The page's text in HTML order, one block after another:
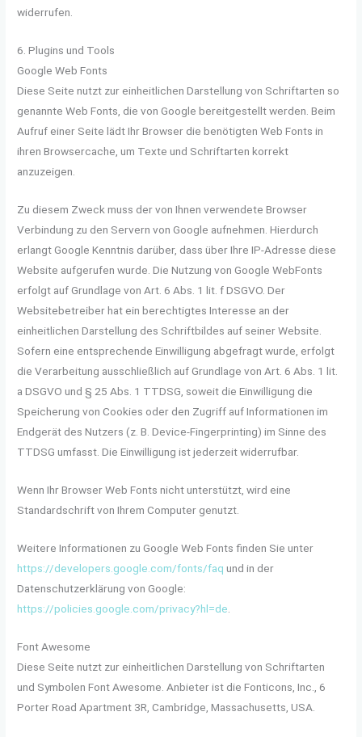
widerrufen.
6. Plugins und Tools
Google Web Fonts
Diese Seite nutzt zur einheitlichen Darstellung von Schriftarten so
genannte Web Fonts, die von Google bereitgestellt werden. Beim
Aufruf einer Seite lädt Ihr Browser die benötigten Web Fonts in
ihren Browsercache, um Texte und Schriftarten korrekt
anzuzeigen.
Zu diesem Zweck muss der von Ihnen verwendete Browser
Verbindung zu den Servern von Google aufnehmen. Hierdurch
erlangt Google Kenntnis darüber, dass über Ihre IP-Adresse diese
Website aufgerufen wurde. Die Nutzung von Google WebFonts
erfolgt auf Grundlage von Art. 6 Abs. 1 lit. f DSGVO. Der
Websitebetreiber hat ein berechtigtes Interesse an der
einheitlichen Darstellung des Schriftbildes auf seiner Website.
Sofern eine entsprechende Einwilligung abgefragt wurde, erfolgt
die Verarbeitung ausschließlich auf Grundlage von Art. 6 Abs. 1 lit.
a DSGVO und § 25 Abs. 1 TTDSG, soweit die Einwilligung die
Speicherung von Cookies oder den Zugriff auf Informationen im
Endgerät des Nutzers (z. B. Device-Fingerprinting) im Sinne des
TTDSG umfasst. Die Einwilligung ist jederzeit widerrufbar.
Wenn Ihr Browser Web Fonts nicht unterstützt, wird eine
Standardschrift von Ihrem Computer genutzt.
Weitere Informationen zu Google Web Fonts finden Sie unter
https://developers.google.com/fonts/faq und in der
Datenschutzerklärung von Google:
https://policies.google.com/privacy?hl=de
Font Awesome
Diese Seite nutzt zur einheitlichen Darstellung von Schriftarten
und Symbolen Font Awesome. Anbieter ist die Fonticons, Inc., 6
Porter Road Apartment 3R, Cambridge, Massachusetts, USA.